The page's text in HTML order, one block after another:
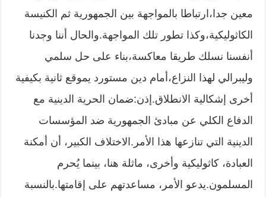
معين جدا،ارتباطا بالمواجهة بين الجمهورية ثم الكنيسة
الكاثوليكية،وكذا تطور تلك المواجهة.والحال أننا وجدنا
أنفسنا نسلك طريقا معاكسة،بناء على حل سلمي
وليبرالي لهذا النزاع،أمام دين مستورد يموقع ثانية بكيفية
أخرى إشكالية الانطلاق.إذن:ضمان الحرية الدينية مع
الدفاع الكلي عن مبادئ الجمهورية ضد المؤسسات
الدينية التي تنازعها هذا الأمر.الاختلاف الكبير، أن أمكنة
العبادة، كاثوليكية وأخرى، ماثلة هنا، بينما يُحرم
المسلمون.يدعو الأمر، مساعدتهم على إقامتها.بالنسبة